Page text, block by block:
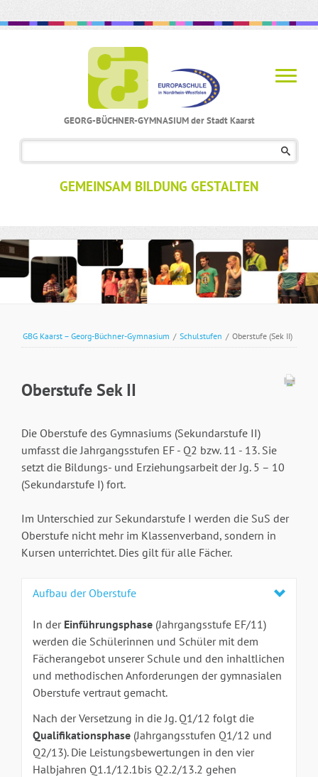
GEORG-BÜCHNER-GYMNASIUM der Stadt Kaarst
GEMEINSAM BILDUNG GESTALTEN
GBG Kaarst – Georg-Büchner-Gymnasium / Schulstufen / Oberstufe (Sek II)
Oberstufe Sek II
Die Oberstufe des Gymnasiums (Sekundarstufe II)
umfasst die Jahrgangsstufen EF - Q2 bzw. 11 - 13. Sie
setzt die Bildungs- und Erziehungsarbeit der Jg. 5 – 10
(Sekundarstufe I) fort.
Im Unterschied zur Sekundarstufe I werden die SuS der
Oberstufe nicht mehr im Klassenverband, sondern in
Kursen unterrichtet. Dies gilt für alle Fächer.
Aufbau der Oberstufe
In der Einführungsphase (Jahrgangsstufe EF/11)
werden die Schülerinnen und Schüler mit dem
Fächerangebot unserer Schule und den inhaltlichen
und methodischen Anforderungen der gymnasialen
Oberstufe vertraut gemacht.
Nach der Versetzung in die Jg. Q1/12 folgt die
Qualifikationsphase(Jahrgangsstufen Q1/12 und
Q2/13). Die Leistungsbewertungen in den vier
Halbjahren Q1.1/12.1bis Q2.2/13.2 gehen